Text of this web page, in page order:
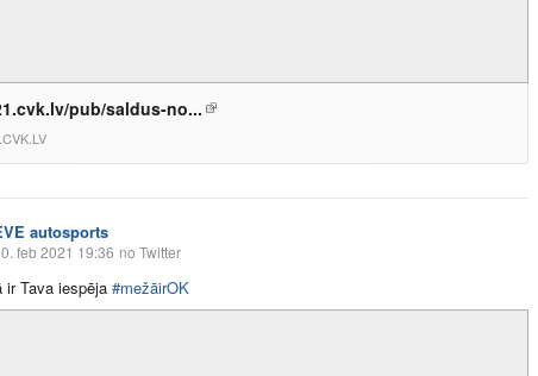
pub/saldus-no...
autosports
feb 2021 19:36 no Twitter
ir Tava iespēja #mežāirOK